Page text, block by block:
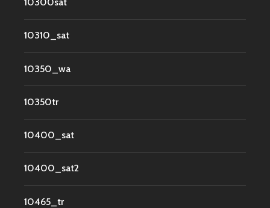
10310_sat
10350_wa
10350tr
10400_sat
10400_sat2
10465_tr